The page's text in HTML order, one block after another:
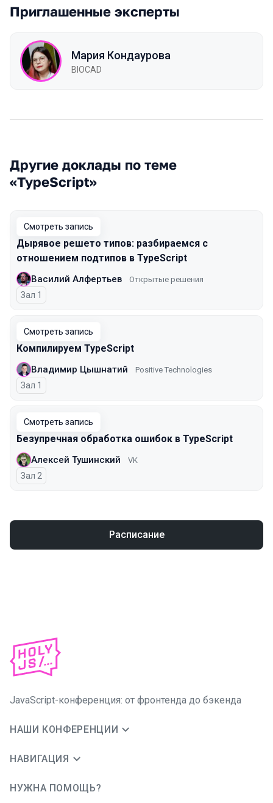
Приглашенные эксперты
Мария Кондаурова
BIOCAD
Другие доклады по теме
«TypeScript»
Смотреть запись
Дырявое решето типов: разбираемся с
отношением подтипов в TypeScript
Василий Алфертьев Открытые решения
Зал 1
Смотреть запись
Компилируем TypeScript
Владимир Цышнатий Positive Technologies
Зал 1
Смотреть запись
Безупречная обработка ошибок в TypeScript
Алексей Тушинский VK
Зал 2
Расписание
JavaScript-конференция: от фронтенда до бэкенда
НАШИ КОНФЕРЕНЦИИ
НАВИГАЦИЯ
НУЖНА ПОМОЩЬ?